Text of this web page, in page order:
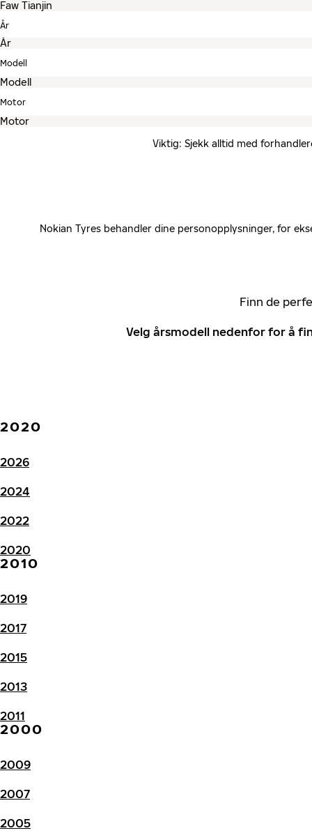
År
Modell
Motor
Viktig: Sjekk alltid med
Nokian Tyres behandler dine personopplysninger, for
Finn de
Velg årsmodell nedenfor for å
2020
2026
2024
2022
2020
2010
2019
2017
2015
2013
2011
2000
2009
2007
2005